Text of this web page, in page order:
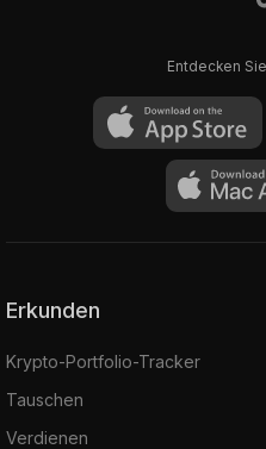
Entdecken
Erkunden
Krypto-Portfolio-Tracker
Tauschen
Verdienen